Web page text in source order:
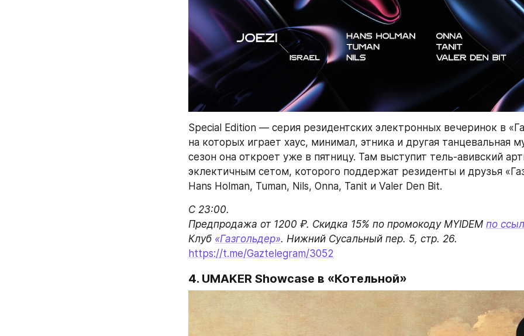
Special Edition — серия резидентских электронных вечеринок в
на которых играет хаус, минимал, этника и другая танцевальная
сезон она откроет уже в пятницу. Там выступит тель-авивский
эклектичным сетом, которого поддержат резиденты и друзья
Hans Holman, Tuman, Nils, Onna, Tanit и Valer Den Bit.
С 23:00.
Предпродажа от 1200 ₽. Скидка 15% по промокоду MYIDEM по
Клуб «Газгольдер»
https://t.me/Gaztelegram/3052
4. UMAKER Showcase в «Котельной»